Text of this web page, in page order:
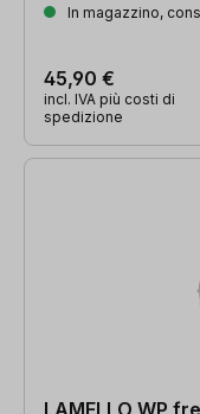
In magazzino,
45,90 €
incl. IVA più costi di
spedizione
LAMELLO WP